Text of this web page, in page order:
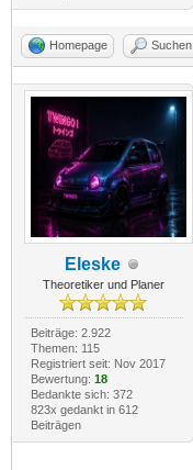
Homepage Suchen
Eleske
Theoretiker und Planer
Beiträge: 2.922
Themen: 115
Registriert seit: Nov 2017
Bewertung: 18
Bedankte sich: 372
823x gedankt in 612
Beiträgen